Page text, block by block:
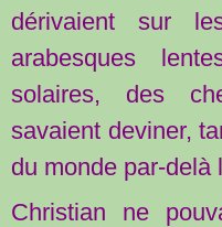
dérivaient sur
arabesques
solaires, des
savaient deviner,
du monde par-delà
Christian ne